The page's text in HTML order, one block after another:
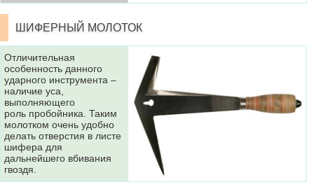
ШИФЕРНЫЙ МОЛОТОК
Отличительная
особенность данного
ударного инструмента –
наличие уса,
выполняющего
роль пробойника. Таким
молотком очень удобно
делать отверстия в листе
шифера для
дальнейшего вбивания
гвоздя.